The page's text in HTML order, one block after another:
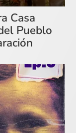
Casa
Pueblo